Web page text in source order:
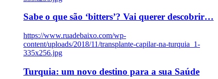
Sabe o que são ‘bitters’? Vai querer descobrir…
https://www.ruadebaixo.com/wp-
content/uploads/2018/11/transplante-capilar-na-turquia_1-
335x256.jpg
Turquia: um novo destino para a sua Saúde